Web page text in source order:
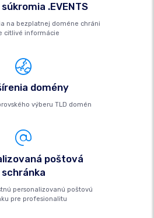
.EVENTS
na bezplatnej doméne chráni
citlivé informácie
domény
výberu TLD domén
poštová
schránka
personalizovanú poštovú
pre profesionalitu